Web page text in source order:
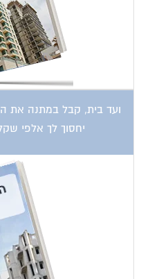
ועד בית, קבל במתנה את
יחסוך לך אלפי